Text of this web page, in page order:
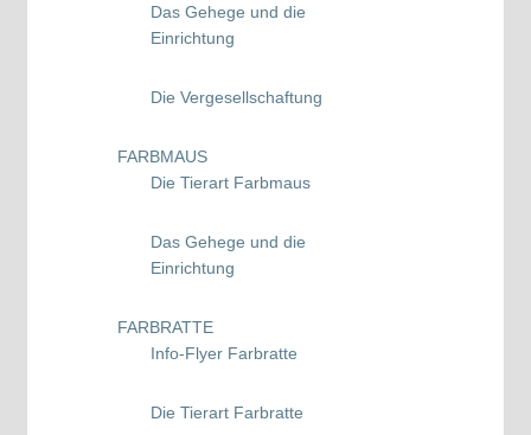
Das Gehege und die
Einrichtung
Die Vergesellschaftung
FARBMAUS
Die Tierart Farbmaus
Das Gehege und die
Einrichtung
FARBRATTE
Info-Flyer Farbratte
Die Tierart Farbratte